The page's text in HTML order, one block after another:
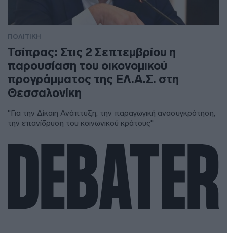
ΠΟΛΙΤΙΚΗ
Τσίπρας: Στις 2 Σεπτεμβρίου η
παρουσίαση του οικονομικού
προγράμματος της ΕΛ.Α.Σ. στη
Θεσσαλονίκη
"Για την Δίκαιη Ανάπτυξη, την παραγωγική ανασυγκρότηση,
την επανίδρυση του κοινωνικού κράτους"